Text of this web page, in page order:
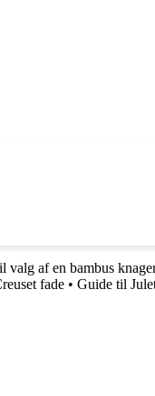
valg af en bambus
fade • Guide til